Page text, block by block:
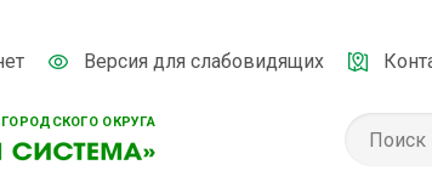
ОКРУГА
Версия для слабовидящих